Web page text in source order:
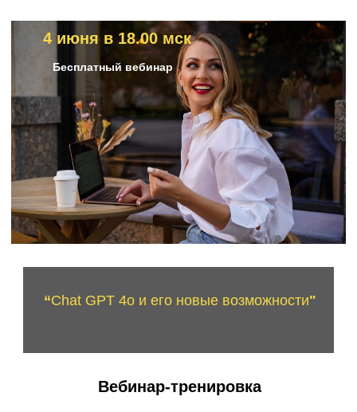
4 июня в 18.00 мск
“Chat GPT 4o и его новые возможности"
Бесплатный вебинар
Вебинар-тренировка